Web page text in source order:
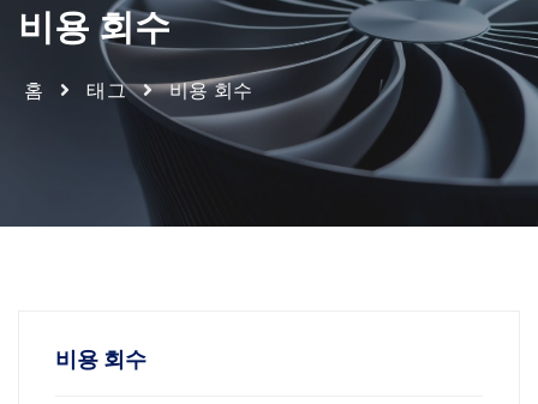
비용 회수
홈 태그 비용 회수
비용 회수